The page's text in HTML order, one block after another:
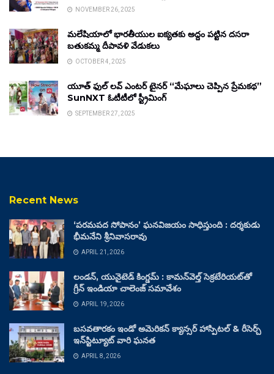
NOVEMBER 26, 2025
మలేషియాలో భారతీయుల ఐక్యతకు అద్దం పట్టిన దసరా
బతుకమ్మ దీపావళి వేడుకలు
OCTOBER 4, 2025
యూత్ ఫుల్ లవ్ ఎంటర్ టైనర్ “మేఘాలు చెప్పిన ప్రేమకథ”
SunNXT ఓటీటీలో స్ట్రీమింగ్
SEPTEMBER 27, 2025
Recent News
‘పరమపద సోపానం’ ఘనవిజయం సాధిస్తుంది : దర్శకుడు
భీమనేని శ్రీనివాసరావు
APRIL 21, 2026
లండన్, యునైటెడ్ కింగ్డమ్ : కామన్‌వెల్త్ సెక్రటేరియట్‌తో
గ్రీన్ ఇండియా చాలెంజ్ సమావేశం
APRIL 19, 2026
బసవతారకం ఇండో అమెరికన్ క్యాన్సర్ హాస్పిటల్ & రీసెర్చ్
ఇన్‌స్టిట్యూట్ వారి ఘనత
APRIL 8, 2026